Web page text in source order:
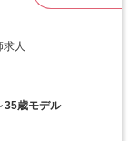
人
35歳モデル